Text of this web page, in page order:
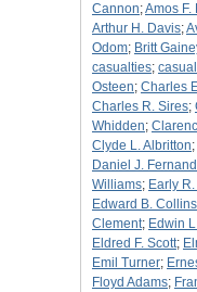
Cannon;Amos F.
Arthur H. Davis;
Odom; Britt
casualties;
Osteen; Charles
Charles R. Sires;
Whidden;
Clyde L. Albritton;
Daniel J.
Williams; Early
Edward B.
Clement; Edwin
Eldred F. Scott;
Emil Turner;
Floyd Adams;